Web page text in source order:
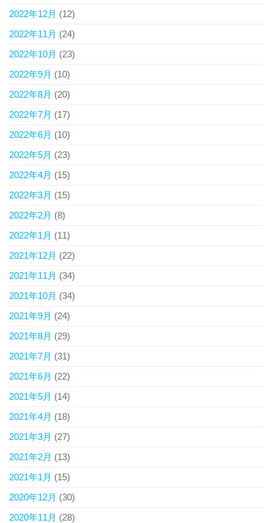
2022年12月 (12)
2022年11月 (24)
2022年10月 (23)
2022年9月 (10)
2022年8月 (20)
2022年7月 (17)
2022年6月 (10)
2022年5月 (23)
2022年4月 (15)
2022年3月 (15)
2022年2月 (8)
2022年1月 (11)
2021年12月 (22)
2021年11月 (34)
2021年10月 (34)
2021年9月 (24)
2021年8月 (29)
2021年7月 (31)
2021年6月 (22)
2021年5月 (14)
2021年4月 (18)
2021年3月 (27)
2021年2月 (13)
2021年1月 (15)
2020年12月 (30)
2020年11月 (28)